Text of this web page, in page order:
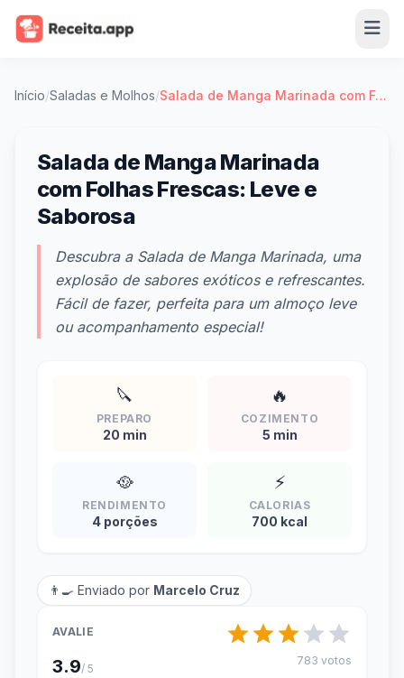
Início/Saladas e Molhos/ Salada de Manga Marinada com Folhas Frescas: Leve e Saborosa
Salada de Manga Marinada
com Folhas Frescas: Leve e
Saborosa
Descubra a Salada de Manga Marinada, uma
explosão de sabores exóticos e refrescantes.
Fácil de fazer, perfeita para um almoço leve
ou acompanhamento especial!
🔪
PREPARO
20 min
🔥
COZIMENTO
5 min
🥘
RENDIMENTO
4 porções
⚡
CALORIAS
700 kcal
👨‍🍳 Enviado por Marcelo Cruz
AVALIE
3.9/ 5
783 votos